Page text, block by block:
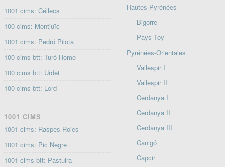
1001 cims: Céllecs
100 cims: Montjuïc
1001 cims: Pedró Pilota
100 cims btt: Turó Home
100 cims btt: Urdet
100 cims btt: Lord
1001 CIMS
1001 cims: Raspes Roies
1001 cims: Pic Negre
1001 cims btt: Pastuira
Hautes-Pyrénées
Bigorre
Pays Toy
Pyrénées-Orientales
Vallespir I
Vallespir II
Cerdanya I
Cerdanya II
Cerdanya III
Canigó
Capcir